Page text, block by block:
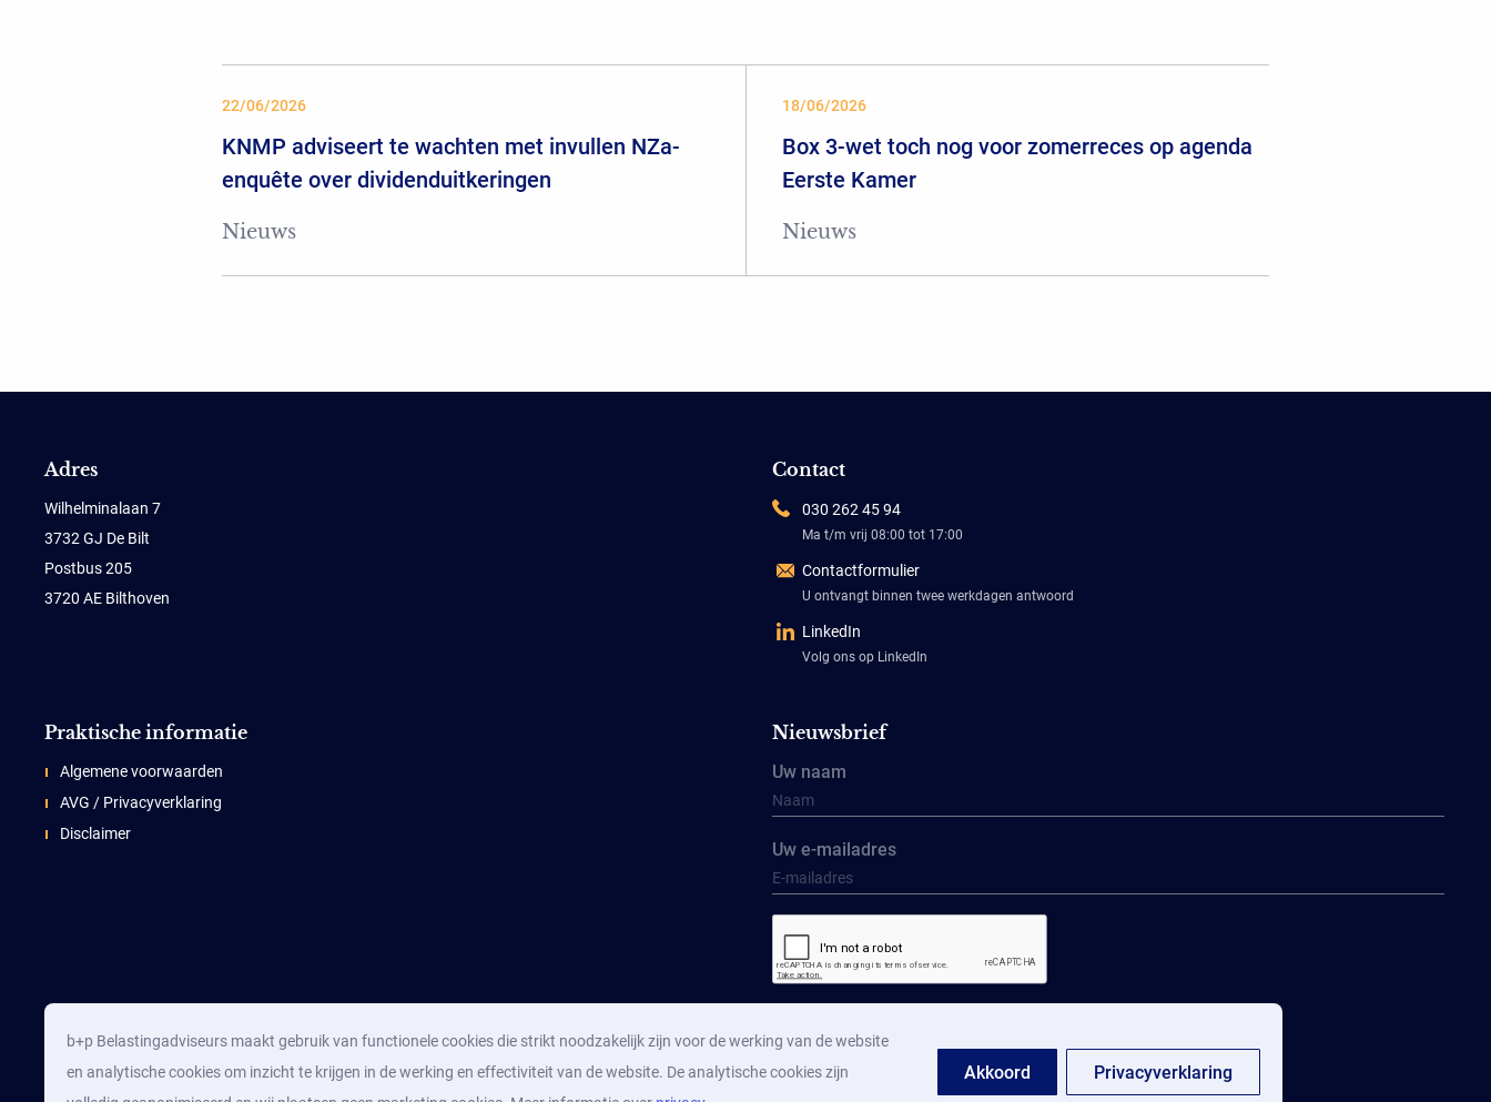
22/06/2026
KNMP adviseert te wachten met invullen NZa-
enquête over dividenduitkeringen
Nieuws
18/06/2026
Box 3-wet toch nog voor zomerreces op agenda
Eerste Kamer
Nieuws
Adres
Wilhelminalaan 7
3732 GJ De Bilt
Postbus 205
3720 AE Bilthoven
Contact
030 262 45 94
Ma t/m vrij 08:00 tot 17:00
Contactformulier
U ontvangt binnen twee werkdagen antwoord
LinkedIn
Volg ons op LinkedIn
Praktische informatie
Algemene voorwaarden
AVG / Privacyverklaring
Disclaimer
Nieuwsbrief
Uw naam
Uw e-mailadres
Aanmelden
b+p Belastingadviseurs maakt gebruik van functionele cookies die strikt noodzakelijk zijn voor de werking van de website
en analytische cookies om inzicht te krijgen in de werking en effectiviteit van de website. De analytische cookies zijn
Akkoord Privacyverklaring